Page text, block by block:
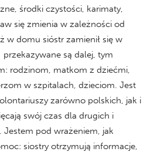
środki czystości, karimaty,
się zmienia w zależności od
w domu sióstr zamienił się w
są dalej, tym
rodzinom, matkom z dziećmi,
w szpitalach, dzieciom. Jest
zarówno polskich, jak i
swój czas dla drugich i
Jestem pod wrażeniem, jak
siostry otrzymują informacje,